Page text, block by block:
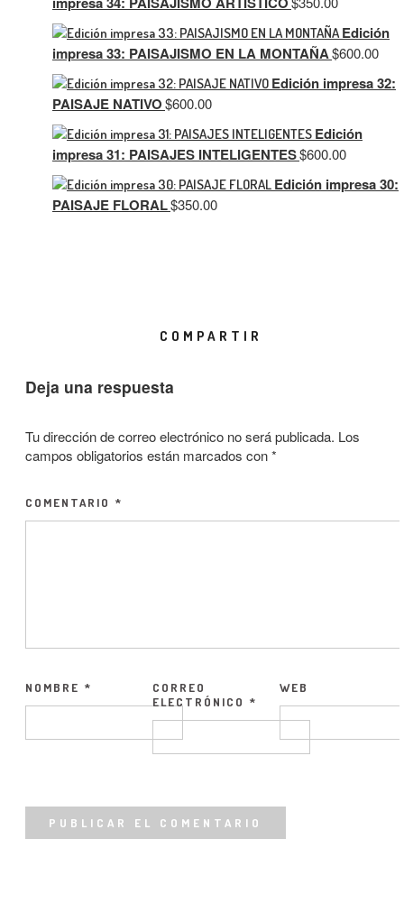
Edición
impresa 33: PAISAJISMO EN LA MONTAÑA$600.00
Edición impresa 32:
PAISAJE NATIVO$600.00
Edición
impresa 31: PAISAJES INTELIGENTES$600.00
Edición impresa 30:
PAISAJE FLORAL$350.00
COMPARTIR
Deja una respuesta
Tu dirección de correo electrónico no será publicada. Los
campos obligatorios están marcados con*
COMENTARIO *
NOMBRE *
CORREO
ELECTRÓNICO *
WEB